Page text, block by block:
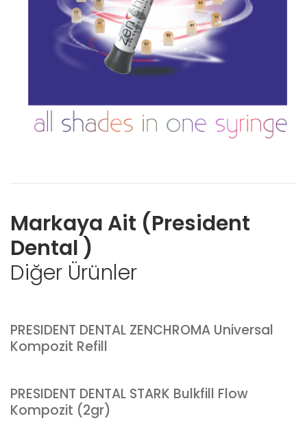
Markaya Ait (President
Dental )
Diğer Ürünler
PRESIDENT DENTAL ZENCHROMA Universal
Kompozit Refill
PRESIDENT DENTAL STARK Bulkfill Flow
Kompozit (2gr)